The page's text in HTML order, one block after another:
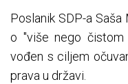
Poslanik SDP-a
o "više nego
vođen s ciljem
prava u državi.